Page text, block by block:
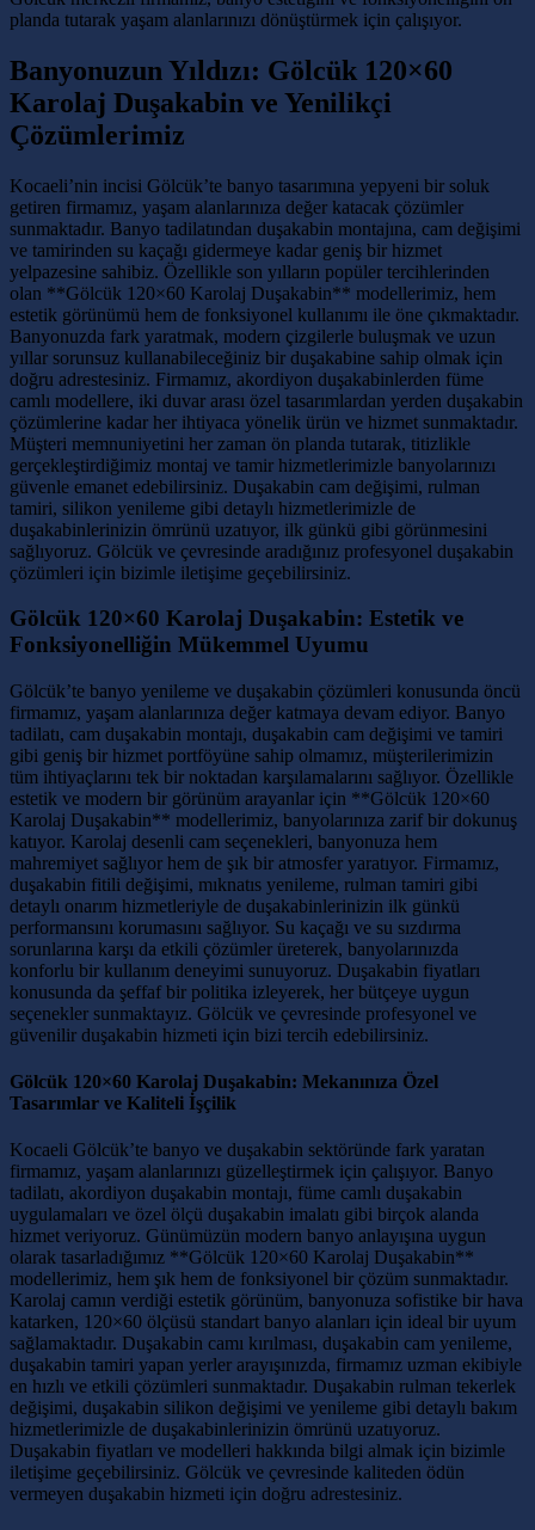
planda tutarak yaşam alanlarınızı dönüştürmek için çalışıyor.
Banyonuzun Yıldızı: Gölcük 120×60
Karolaj Duşakabin ve Yenilikçi
Çözümlerimiz
Kocaeli’nin incisi Gölcük’te banyo tasarımına yepyeni bir soluk
getiren firmamız, yaşam alanlarınıza değer katacak çözümler
sunmaktadır. Banyo tadilatından duşakabin montajına, cam değişimi
ve tamirinden su kaçağı gidermeye kadar geniş bir hizmet
yelpazesine sahibiz. Özellikle son yılların popüler tercihlerinden
olan **Gölcük 120×60 Karolaj Duşakabin** modellerimiz, hem
estetik görünümü hem de fonksiyonel kullanımı ile öne çıkmaktadır.
Banyonuzda fark yaratmak, modern çizgilerle buluşmak ve uzun
yıllar sorunsuz kullanabileceğiniz bir duşakabine sahip olmak için
doğru adrestesiniz. Firmamız, akordiyon duşakabinlerden füme
camlı modellere, iki duvar arası özel tasarımlardan yerden duşakabin
çözümlerine kadar her ihtiyaca yönelik ürün ve hizmet sunmaktadır.
Müşteri memnuniyetini her zaman ön planda tutarak, titizlikle
gerçekleştirdiğimiz montaj ve tamir hizmetlerimizle banyolarınızı
güvenle emanet edebilirsiniz. Duşakabin cam değişimi, rulman
tamiri, silikon yenileme gibi detaylı hizmetlerimizle de
duşakabinlerinizin ömrünü uzatıyor, ilk günkü gibi görünmesini
sağlıyoruz. Gölcük ve çevresinde aradığınız profesyonel duşakabin
çözümleri için bizimle iletişime geçebilirsiniz.
Gölcük 120×60 Karolaj Duşakabin: Estetik ve
Fonksiyonelliğin Mükemmel Uyumu
Gölcük’te banyo yenileme ve duşakabin çözümleri konusunda öncü
firmamız, yaşam alanlarınıza değer katmaya devam ediyor. Banyo
tadilatı, cam duşakabin montajı, duşakabin cam değişimi ve tamiri
gibi geniş bir hizmet portföyüne sahip olmamız, müşterilerimizin
tüm ihtiyaçlarını tek bir noktadan karşılamalarını sağlıyor. Özellikle
estetik ve modern bir görünüm arayanlar için **Gölcük 120×60
Karolaj Duşakabin** modellerimiz, banyolarınıza zarif bir dokunuş
katıyor. Karolaj desenli cam seçenekleri, banyonuza hem
mahremiyet sağlıyor hem de şık bir atmosfer yaratıyor. Firmamız,
duşakabin fitili değişimi, mıknatıs yenileme, rulman tamiri gibi
detaylı onarım hizmetleriyle de duşakabinlerinizin ilk günkü
performansını korumasını sağlıyor. Su kaçağı ve su sızdırma
sorunlarına karşı da etkili çözümler üreterek, banyolarınızda
konforlu bir kullanım deneyimi sunuyoruz. Duşakabin fiyatları
konusunda da şeffaf bir politika izleyerek, her bütçeye uygun
seçenekler sunmaktayız. Gölcük ve çevresinde profesyonel ve
güvenilir duşakabin hizmeti için bizi tercih edebilirsiniz.
Gölcük 120×60 Karolaj Duşakabin: Mekanınıza Özel
Tasarımlar ve Kaliteli İşçilik
Kocaeli Gölcük’te banyo ve duşakabin sektöründe fark yaratan
firmamız, yaşam alanlarınızı güzelleştirmek için çalışıyor. Banyo
tadilatı, akordiyon duşakabin montajı, füme camlı duşakabin
uygulamaları ve özel ölçü duşakabin imalatı gibi birçok alanda
hizmet veriyoruz. Günümüzün modern banyo anlayışına uygun
olarak tasarladığımız **Gölcük 120×60 Karolaj Duşakabin**
modellerimiz, hem şık hem de fonksiyonel bir çözüm sunmaktadır.
Karolaj camın verdiği estetik görünüm, banyonuza sofistike bir hava
katarken, 120×60 ölçüsü standart banyo alanları için ideal bir uyum
sağlamaktadır. Duşakabin camı kırılması, duşakabin cam yenileme,
duşakabin tamiri yapan yerler arayışınızda, firmamız uzman ekibiyle
en hızlı ve etkili çözümleri sunmaktadır. Duşakabin rulman tekerlek
değişimi, duşakabin silikon değişimi ve yenileme gibi detaylı bakım
hizmetlerimizle de duşakabinlerinizin ömrünü uzatıyoruz.
Duşakabin fiyatları ve modelleri hakkında bilgi almak için bizimle
iletişime geçebilirsiniz. Gölcük ve çevresinde kaliteden ödün
vermeyen duşakabin hizmeti için doğru adrestesiniz.